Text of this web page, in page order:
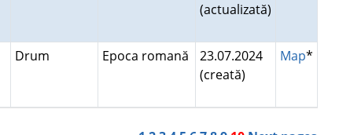
(actualizată)
Drum Epoca romană
23.07.2024
(creată)
Map*